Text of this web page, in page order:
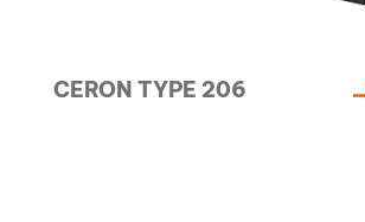
CERON TYPE 206